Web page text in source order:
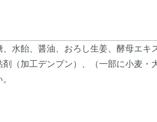
水飴、醤油、おろし生姜、酵母エキ
（加工デンプン）、（一部に小麦・